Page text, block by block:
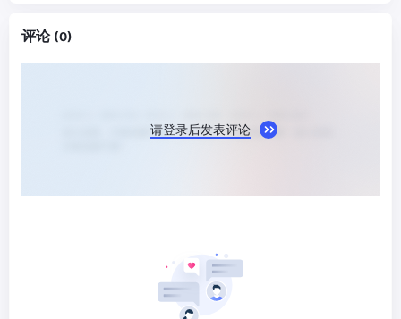
评论 (0)
请登录后发表评论